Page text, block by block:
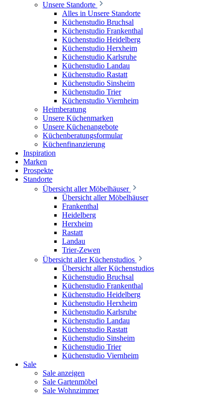
Unsere Standorte
Alles in Unsere Standorte
Küchenstudio Bruchsal
Küchenstudio Frankenthal
Küchenstudio Heidelberg
Küchenstudio Herxheim
Küchenstudio Karlsruhe
Küchenstudio Landau
Küchenstudio Rastatt
Küchenstudio Sinsheim
Küchenstudio Trier
Küchenstudio Viernheim
Heimberatung
Unsere Küchenmarken
Unsere Küchenangebote
Küchenberatungsformular
Küchenfinanzierung
Inspiration
Marken
Prospekte
Standorte
Übersicht aller Möbelhäuser
Übersicht aller Möbelhäuser
Frankenthal
Heidelberg
Herxheim
Rastatt
Landau
Trier-Zewen
Übersicht aller Küchenstudios
Übersicht aller Küchenstudios
Küchenstudio Bruchsal
Küchenstudio Frankenthal
Küchenstudio Heidelberg
Küchenstudio Herxheim
Küchenstudio Karlsruhe
Küchenstudio Landau
Küchenstudio Rastatt
Küchenstudio Sinsheim
Küchenstudio Trier
Küchenstudio Viernheim
Sale
Sale anzeigen
Sale Gartenmöbel
Sale Wohnzimmer